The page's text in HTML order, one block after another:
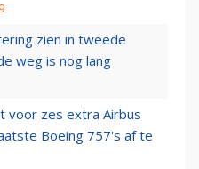
zien in tweede
weg is nog lang
voor zes extra Airbus
Boeing 757's af te